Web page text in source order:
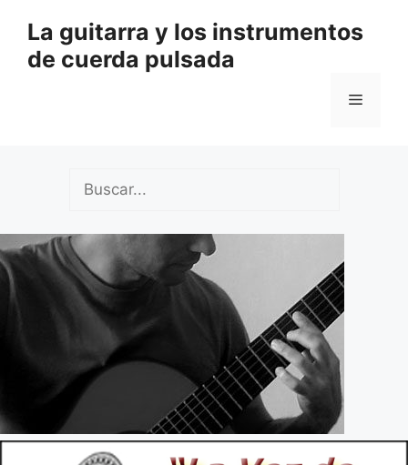
contenido
La guitarra y los instrumentos
de cuerda pulsada
Menú